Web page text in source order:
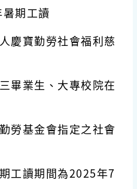
暑期工讀
慶寶勤勞社會福利慈
畢業生、大專校院在
勞基金會指定之社會
工讀期間為2025年7